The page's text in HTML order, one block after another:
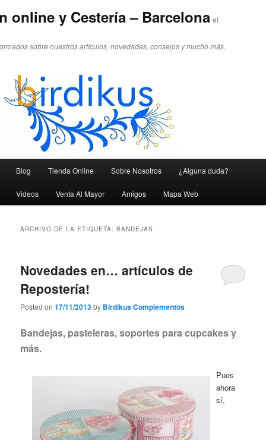
online y Cestería – Barcelona el
sobre nuestros artículos, novedades, consejos y mucho más.
Ir al contenido principal
Ir al contenido secundario
Blog Tienda Online Sobre Nosotros ¿Alguna duda?
Videos Venta Al Mayor Amigos Mapa Web
ARCHIVO DE LA ETIQUETA:BANDEJAS
Novedades en… artículos de
Repostería!
Posted on17/11/2013by Birdikus Complementos
Bandejas, pasteleras, soportes para cupcakes y
más.
Pues
ahora
sí,